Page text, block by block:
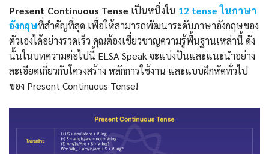
Present Continuous Tense เป็นหนึ่งใน 12 tense ในภาษา
อังกฤษที่สำคัญที่สุด เพื่อให้สามารถพัฒนาระดับภาษาอังกฤษของ
ตัวเองได้อย่างรวดเร็ว คุณต้องเชี่ยวชาญความรู้พื้นฐานเหล่านี้ ดัง
นั้นในบทความต่อไปนี้ ELSA Speak จะแบ่งปันและแนะนำอย่าง
ละเอียดเกี่ยวกับโครงสร้าง หลักการใช้งาน และแบบฝึกหัดทั่วไป
ของ Present Continuous Tense!